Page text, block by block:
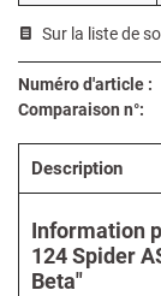
Sur la liste de
Numéro d'article :
Comparaison n°:
Description
Information
124 Spider
Beta"